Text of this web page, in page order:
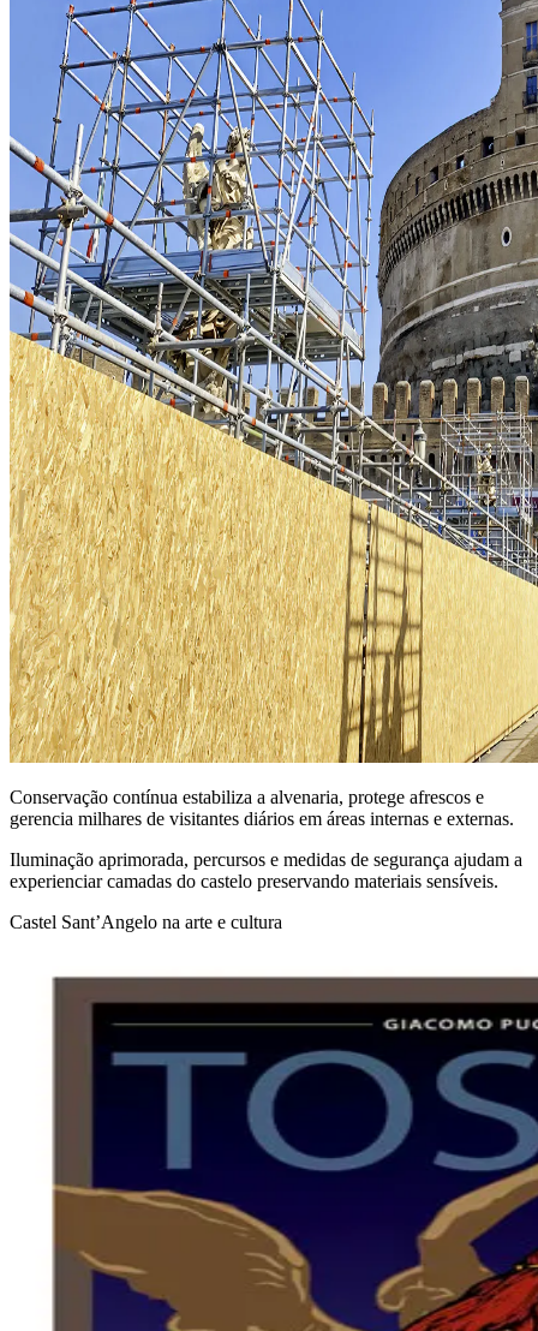
Conservação contínua estabiliza a alvenaria, protege afrescos e
gerencia milhares de visitantes diários em áreas internas e externas.
Iluminação aprimorada, percursos e medidas de segurança ajudam a
experienciar camadas do castelo preservando materiais sensíveis.
Castel Sant’Angelo na arte e cultura